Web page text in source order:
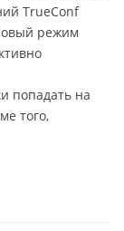
TrueConf
режим
попадать на
того,